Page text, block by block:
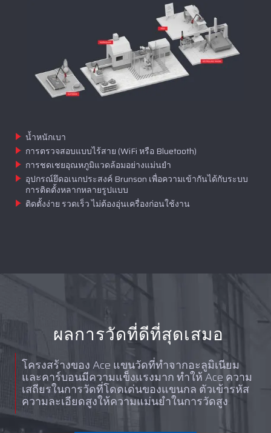
น้ำหนักเบา
การตรวจสอบแบบไร้สาย (WiFi หรือ Bluetooth)
การชดเชยอุณหภูมิแวดล้อมอย่างแม่นยำ
อุปกรณ์ยึดอเนกประสงค์ Brunson เพื่อความเข้ากันได้กับระบบ
การติดตั้งหลากหลายรูปแบบ
ติดตั้งง่าย รวดเร็ว ไม่ต้องอุ่นเครื่องก่อนใช้งาน
ผลการวัดที่ดีที่สุดเสมอ
โครงสร้างของ Ace แขนวัดที่ทำจากอะลูมิเนียม
และคาร์บอนมีความแข็งแรงมาก ทำให้ Ace ความ
เสถียรในการวัดที่โดดเด่นของแขนกล ตัวเข้ารหัส
ความละเอียดสูงให้ความแม่นยำในการวัดสูง